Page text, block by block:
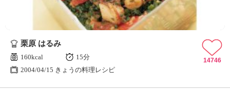
栗原 はるみ
160kcal
15分
2004/04/15 きょうの料理レシピ
14746